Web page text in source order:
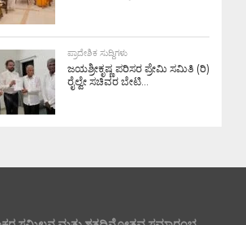
ಪ್ರಾದೇಶಿಕ ಸುದ್ದಿಗಳು
ಜಯಶ್ರೀಕೃಷ್ಣ ಪರಿಸರ ಪ್ರೇಮಿ ಸಮಿತಿ (ರಿ)
ರೈಲ್ವೇ ಸಚಿವರ ಬೇಟಿ...